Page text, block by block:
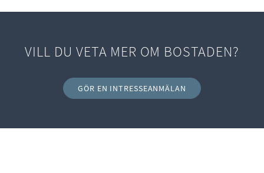
VILL DU VETA MER OM BOSTADEN?
GÖR EN INTRESSEANMÄLAN